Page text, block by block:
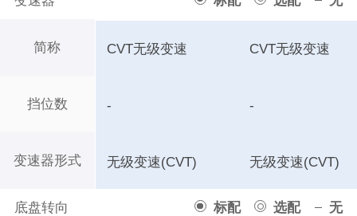
简称
挡位数
变速器形式
底盘转向 标配 选配 无
CVT无级变速 CVT无级变速
- -
无级变速(CVT) 无级变速(CVT)